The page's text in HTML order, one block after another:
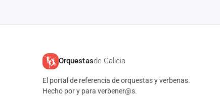
Orquestasde Galicia
El portal de referencia de orquestas y verbenas.
Hecho por y para verbener@s.